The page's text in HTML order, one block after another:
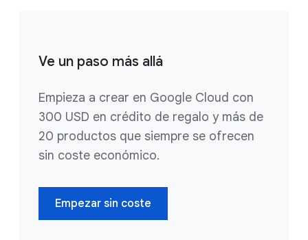
Ve un paso más allá
Empieza a crear en Google Cloud con
300 USD en crédito de regalo y más de
20 productos que siempre se ofrecen
sin coste económico.
Empezar sin coste